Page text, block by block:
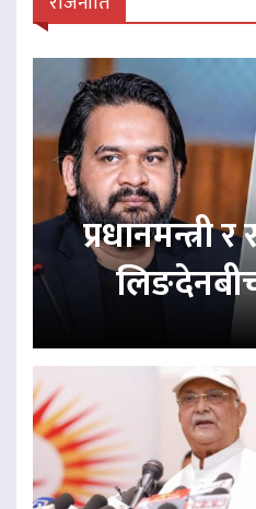
प्रधानमन्त्री